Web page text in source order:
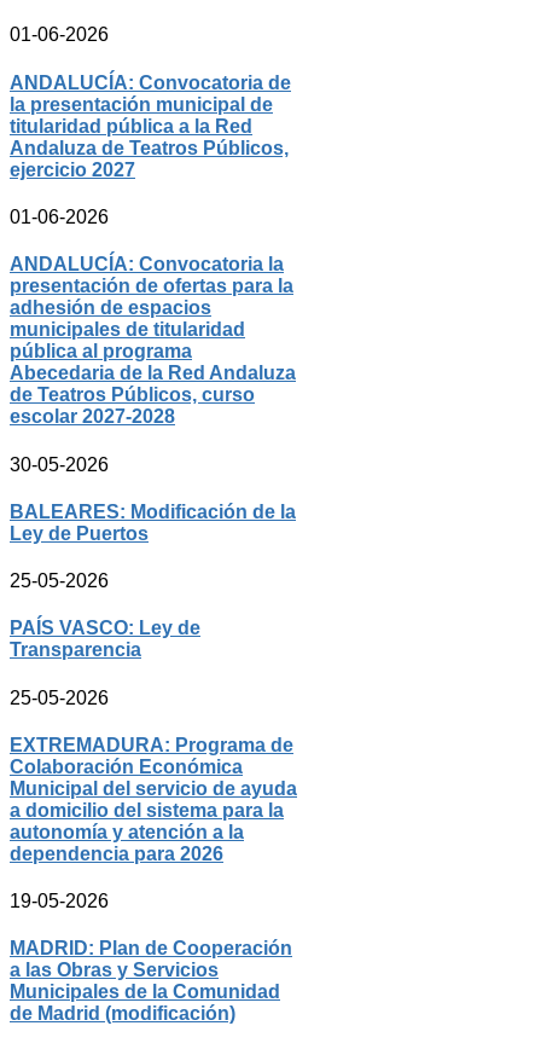
01-06-2026
ANDALUCÍA: Convocatoria de
la presentación municipal de
titularidad pública a la Red
Andaluza de Teatros Públicos,
ejercicio 2027
01-06-2026
ANDALUCÍA: Convocatoria la
presentación de ofertas para la
adhesión de espacios
municipales de titularidad
pública al programa
Abecedaria de la Red Andaluza
de Teatros Públicos, curso
escolar 2027-2028
30-05-2026
BALEARES: Modificación de la
Ley de Puertos
25-05-2026
PAÍS VASCO: Ley de
Transparencia
25-05-2026
EXTREMADURA: Programa de
Colaboración Económica
Municipal del servicio de ayuda
a domicilio del sistema para la
autonomía y atención a la
dependencia para 2026
19-05-2026
MADRID: Plan de Cooperación
a las Obras y Servicios
Municipales de la Comunidad
de Madrid (modificación)